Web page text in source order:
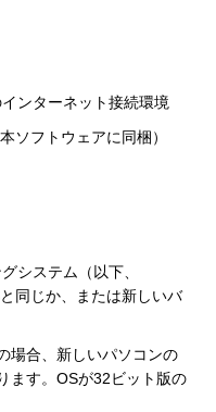
ンターネット接続環境
ソフトウェアに同梱）
システム（以下、
同じか、または新しいバ
場合、新しいパソコンの
ます。OSが32ビット版の